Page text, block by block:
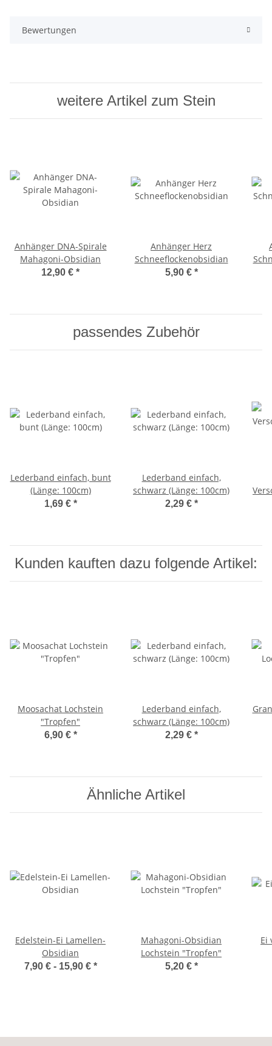
Bewertungen
weitere Artikel zum Stein
Anhänger DNA-Spirale
Mahagoni-Obsidian
12,90 € *
Anhänger Herz
Schneeflockenobsidian
5,90 € *
passendes Zubehör
Lederband einfach, bunt
(Länge: 100cm)
1,69 € *
Lederband einfach,
schwarz (Länge: 100cm)
2,29 € *
Kunden kauften dazu folgende Artikel:
Moosachat Lochstein
"Tropfen"
6,90 € *
Lederband einfach,
schwarz (Länge: 100cm)
2,29 € *
Ähnliche Artikel
Edelstein-Ei Lamellen-
Obsidian
7,90 € - 15,90 € *
Mahagoni-Obsidian
Lochstein "Tropfen"
5,20 € *
Ei